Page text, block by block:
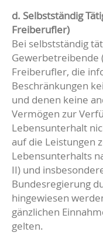
d. Selbstständig
Freiberufler)
Bei selbstständig
Gewerbetreibende
Freiberufler, die
Beschränkungen
und denen keine
Vermögen zur
Lebensunterhalt
auf die Leistungen
Lebensunterhalts
II) und
Bundesregierung
hingewiesen
gänzlichen
gelten.